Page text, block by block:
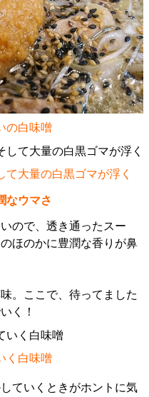
の白味噌
大量の白黒ゴマが浮く
なウマさ
ので、透き通ったスー
ほのかに豊潤な香りが鼻
。ここで、待ってました
く！
く白味噌
ていくときがホントに気